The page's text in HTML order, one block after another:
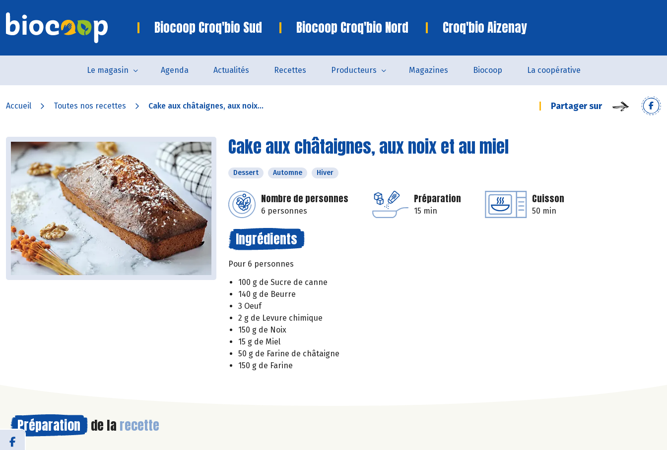
Biocoop Croq'bio Sud Biocoop Croq'bio Nord Croq'bio Aizenay
Le magasin Agenda Actualités Recettes Producteurs Magazines Biocoop La coopérative
Accueil Toutes nos recettes Cake aux châtaignes, aux noix... Partager sur
Cake aux châtaignes, aux noix et au miel
Dessert Automne Hiver
Nombre de personnes
6 personnes
Préparation
15 min
Cuisson
50 min
Ingrédients
Pour 6 personnes
100 g de Sucre de canne
140 g de Beurre
3 Oeuf
2 g de Levure chimique
150 g de Noix
15 g de Miel
50 g de Farine de châtaigne
150 g de Farine
Préparation de la recette